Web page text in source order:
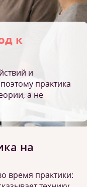
к
и
практика
а не
на
время практики: